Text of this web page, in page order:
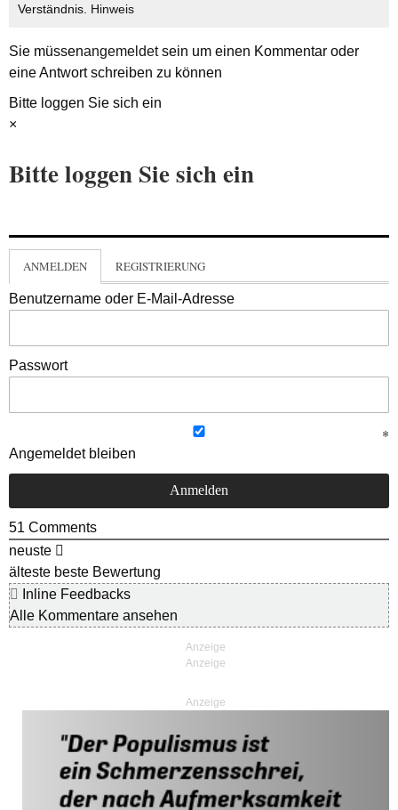
Verständnis. Hinweis
Sie müssenangemeldetsein um einen Kommentar oder
eine Antwort schreiben zu können
Bitte loggen Sie sich ein
×
Bitte loggen Sie sich ein
ANMELDEN REGISTRIERUNG
Benutzername oder E-Mail-Adresse
Passwort
Angemeldet bleiben
51 Comments
neuste
älteste beste Bewertung
Inline Feedbacks
Alle Kommentare ansehen
Anzeige